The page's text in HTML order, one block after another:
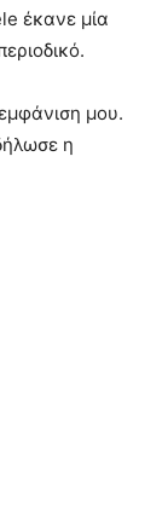
έκανε μία
μου.
η